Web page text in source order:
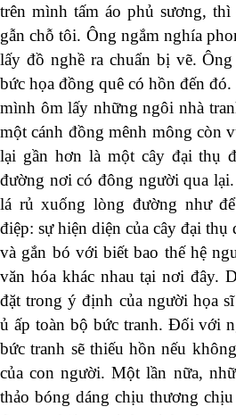
trên mình tấm áo phủ sương,
gẫn chỗ tôi. Ông ngắm nghía
lấy đồ nghề ra chuẩn bị vẽ.
bức họa đồng quê có hồn đến
mình ôm lấy những ngôi nhà
một cánh đồng mênh mông còn
lại gần hơn là một cây đại thụ
đường nơi có đông người qua
lá rủ xuống lòng đường như
điệp: sự hiện diện của cây đại thụ
và gắn bó với biết bao thế hệ
văn hóa khác nhau tại nơi đây.
đặt trong ý định của người họa
ủ ấp toàn bộ bức tranh. Đối với
bức tranh sẽ thiếu hồn nếu
của con người. Một lần nữa,
thảo bóng dáng chịu thương